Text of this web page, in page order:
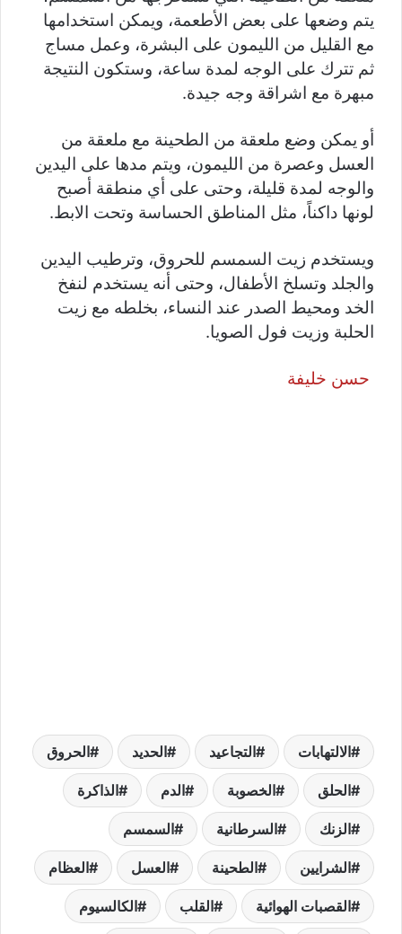
يتم وضعها على بعض الأطعمة، ويمكن استخدامها
مع القليل من الليمون على البشرة، وعمل مساج
ثم تترك على الوجه لمدة ساعة، وستكون النتيجة
مبهرة مع اشراقة وجه جيدة.
أو يمكن وضع ملعقة من الطحينة مع ملعقة من
العسل وعصرة من الليمون، ويتم مدها على اليدين
والوجه لمدة قليلة، وحتى على أي منطقة أصبح
لونها داكناً، مثل المناطق الحساسة وتحت الابط.
ويستخدم زيت السمسم للحروق، وترطيب اليدين
والجلد وتسلخ الأطفال، وحتى أنه يستخدم لنفخ
الخد ومحيط الصدر عند النساء، بخلطه مع زيت
الحلبة وزيت فول الصويا.
حسن خليفة
الالتهابات التجاعيد الحديد الحروق
الحلق الخصوبة الدم الذاكرة
الزنك السرطانية السمسم
الشرايين الطحينة العسل العظام
القصبات الهوائية القلب الكالسيوم